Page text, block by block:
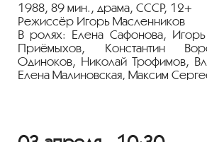
1988, 89 мин., драма, СССР, 12+
Режиссёр Игорь Масленников
В ролях: Елена Сафонова,
Приёмыхов, Константин
Одиноков, Николай Трофимов,
Елена Малиновская, Максим
Недалеко от военного
разграбленный и